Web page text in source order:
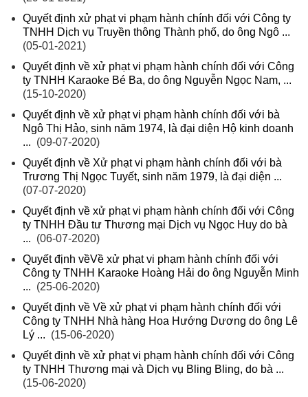
Quyết định xử phạt vi phạm hành chính đối với Công ty
TNHH Dịch vụ Truyền thông Thành phố, do ông Ngô ...
(05-01-2021)
Quyết định về xử phạt vi phạm hành chính đối với Công
ty TNHH Karaoke Bé Ba, do ông Nguyễn Ngọc Nam, ...
(15-10-2020)
Quyết định về xử phạt vi phạm hành chính đối với bà
Ngô Thị Hảo, sinh năm 1974, là đại diện Hộ kinh doanh
... (09-07-2020)
Quyết định về Xử phạt vi phạm hành chính đối với bà
Trương Thị Ngọc Tuyết, sinh năm 1979, là đại diện ...
(07-07-2020)
Quyết định về xử phạt vi phạm hành chính đối với Công
ty TNHH Đầu tư Thương mại Dịch vụ Ngọc Huy do bà
... (06-07-2020)
Quyết định vềVề xử phạt vi phạm hành chính đối với
Công ty TNHH Karaoke Hoàng Hải do ông Nguyễn Minh
... (25-06-2020)
Quyết định về Về xử phạt vi phạm hành chính đối với
Công ty TNHH Nhà hàng Hoa Hướng Dương do ông Lê
Lý ... (15-06-2020)
Quyết định về xử phạt vi phạm hành chính đối với Công
ty TNHH Thương mại và Dịch vụ Bling Bling, do bà ...
(15-06-2020)